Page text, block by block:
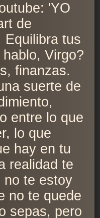
'YO
de
Equilibra tus
Virgo?
finanzas.
suerte de
entre lo que
lo que
hay en tu
realidad te
no te estoy
no te quede
sepas, pero